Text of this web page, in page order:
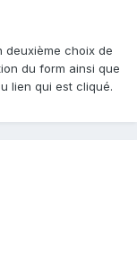
deuxième choix de
du form ainsi que
lien qui est cliqué.